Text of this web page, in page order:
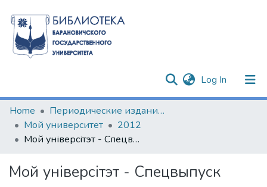
Log In (current)
Communities & Collections
All of DSpace
Home
Периодические издания БарГУ
Мой университет
2012
Мой універсітэт - Спецвыпуск
Мой універсітэт - Спецвыпуск